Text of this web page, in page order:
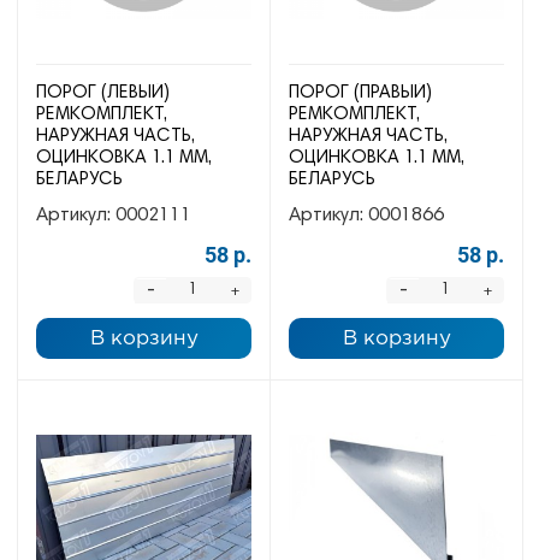
ПОРОГ (ЛЕВЫЙ)
РЕМКОМПЛЕКТ,
НАРУЖНАЯ ЧАСТЬ,
ОЦИНКОВКА 1.1 ММ,
БЕЛАРУСЬ
Артикул: 0002111
58 р.
+
-
В корзину
ПОРОГ (ПРАВЫЙ)
РЕМКОМПЛЕКТ,
НАРУЖНАЯ ЧАСТЬ,
ОЦИНКОВКА 1.1 ММ,
БЕЛАРУСЬ
Артикул: 0001866
58 р.
+
-
В корзину